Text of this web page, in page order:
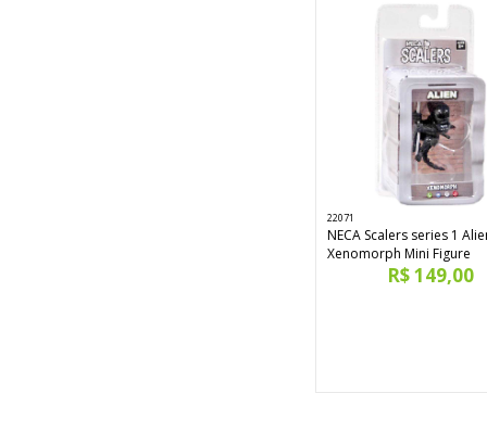
22071
NECA Scalers series 1
Xenomorph Mini Figure
R$ 149,00